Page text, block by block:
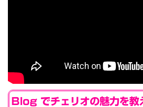
Blog でチェリオの魅力を教